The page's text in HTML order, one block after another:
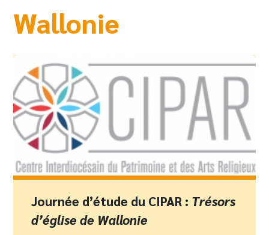
Wallonie
Journée d’étude du CIPAR : Trésors
d’église de Wallonie